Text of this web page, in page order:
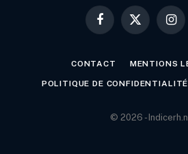
Facebook
X
CONTACT MENTIONS
POLITIQUE DE CONFIDENTIALITÉ
© 2026 -